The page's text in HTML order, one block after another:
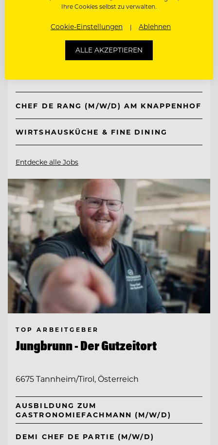
TOP ARBEITGEBER
Knappenhof
CHEF DE RANG (M/W/D) AM KNAPPENHOF
WIRTSHAUSKÜCHE & FINE DINING
Entdecke alle Jobs
TOP ARBEITGEBER
Jungbrunn - Der Gutzeitort
6675 Tannheim/Tirol, Österreich
AUSBILDUNG ZUM
GASTRONOMIEFACHMANN (M/W/D)
DEMI CHEF DE PARTIE (M/W/D)
Ihre Cookies selbst zu verwalten.
Cookie-Einstellungen Ablehnen
ALLE AKZEPTIEREN